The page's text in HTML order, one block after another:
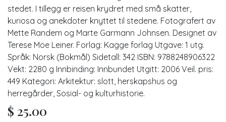
stedet. I tillegg er reisen krydret med små skatter,
kuriosa og anekdoter knyttet til stedene. Fotografert av
Mette Randem og Marte Garmann Johnsen. Designet av
Terese Moe Leiner. Forlag: Kagge forlag Utgave: 1 utg.
Språk: Norsk (Bokmål) Sidetall: 342 ISBN: 9788248906322
Vekt: 2280 g Innbinding: Innbundet Utgitt: 2006 Veil. pris:
449 Kategori: Arkitektur: slott, herskapshus og
herregårder, Sosial- og kulturhistorie.
$ 25.00